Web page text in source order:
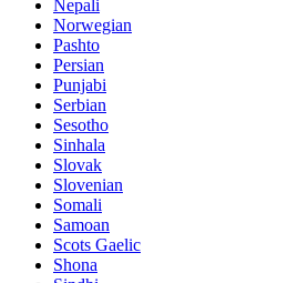
Nepali
Norwegian
Pashto
Persian
Punjabi
Serbian
Sesotho
Sinhala
Slovak
Slovenian
Somali
Samoan
Scots Gaelic
Shona